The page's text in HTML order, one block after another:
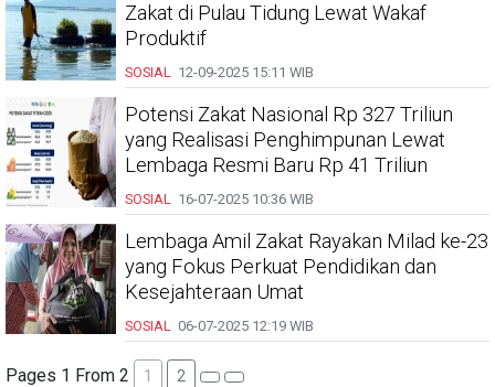
Zakat di Pulau Tidung Lewat Wakaf
Produktif
SOSIAL 12-09-2025 15:11 WIB
Potensi Zakat Nasional Rp 327 Triliun
yang Realisasi Penghimpunan Lewat
Lembaga Resmi Baru Rp 41 Triliun
SOSIAL 16-07-2025 10:36 WIB
Lembaga Amil Zakat Rayakan Milad ke-23
yang Fokus Perkuat Pendidikan dan
Kesejahteraan Umat
SOSIAL 06-07-2025 12:19 WIB
Pages 1 From 2 1 2